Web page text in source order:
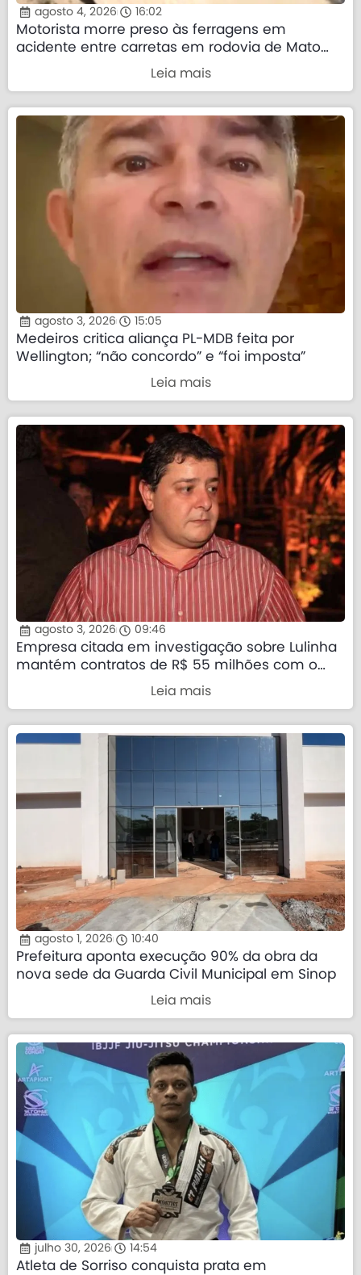
agosto 4, 2026 16:02
Motorista morre preso às ferragens em
acidente entre carretas em rodovia de Mato
Leia mais
agosto 3, 2026 15:05
Medeiros critica aliança PL-MDB feita por
Wellington; “não concordo” e “foi imposta”
Leia mais
agosto 3, 2026 09:46
Empresa citada em investigação sobre Lulinha
mantém contratos de R$ 55 milhões com o
Leia mais
agosto 1, 2026 10:40
Prefeitura aponta execução 90% da obra da
nova sede da Guarda Civil Municipal em Sinop
Leia mais
julho 30, 2026 14:54
Atleta de Sorriso conquista prata em